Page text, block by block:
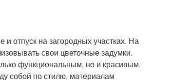
отпуск на загородных участках. На
свои цветочные задумки.
функциональным, но и красивым.
собой по стилю, материалам